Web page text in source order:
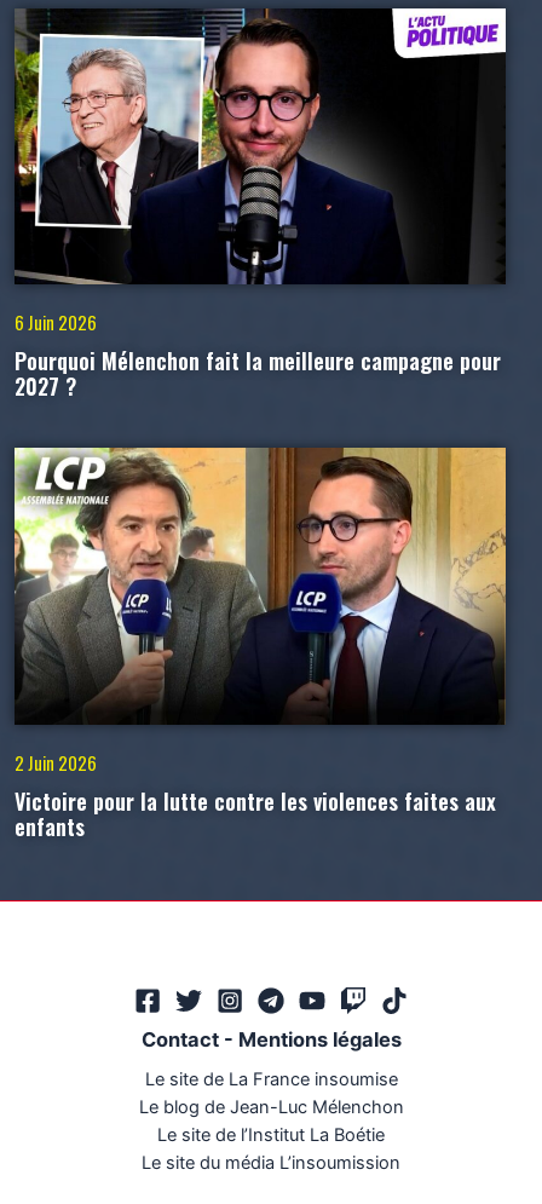
6 Juin 2026
Pourquoi Mélenchon fait la meilleure campagne pour
2027 ?
2 Juin 2026
Victoire pour la lutte contre les violences faites aux
enfants
Contact- Mentions légales
Le site de La France insoumise
Le blog de Jean-Luc Mélenchon
Le site de l’Institut La Boétie
Le site du média L’insoumission